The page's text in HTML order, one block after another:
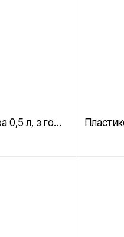
Пластикова банка прозора 0,5 л, з горловиною 63 мм, "кругла"